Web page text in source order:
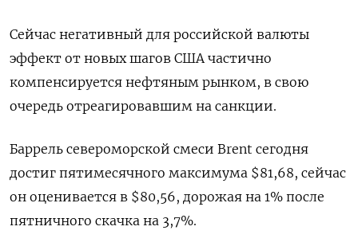
Сейчас негативный для российской валюты
эффект от новых шагов США частично
компенсируется нефтяным рынком, в свою
очередь отреагировавшим на санкции.
Баррель североморской смеси Brent сегодня
достиг пятимесячного максимума $81,68, сейчас
он оценивается в $80,56, дорожая на 1% после
пятничного скачка на 3,7%.